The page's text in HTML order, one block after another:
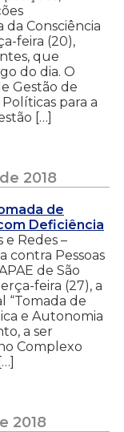
da Consciência
feira (20),
que
do dia. O
Gestão de
para a
[…]
2018
de
Deficiência
e Redes –
contra Pessoas
de São
feira (27), a
“Tomada de
e Autonomia
a ser
Complexo
2018